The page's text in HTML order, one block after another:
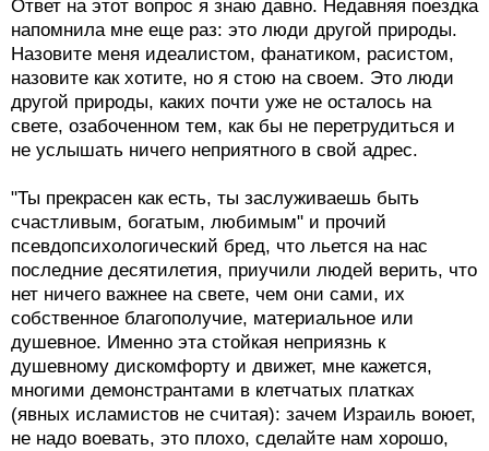
Ответ на этот вопрос я знаю давно. Недавняя поездка
напомнила мне еще раз: это люди другой природы.
Назовите меня идеалистом, фанатиком, расистом,
назовите как хотите, но я стою на своем. Это люди
другой природы, каких почти уже не осталось на
свете, озабоченном тем, как бы не перетрудиться и
не услышать ничего неприятного в свой адрес.
"Ты прекрасен как есть, ты заслуживаешь быть
счастливым, богатым, любимым" и прочий
псевдопсихологический бред, что льется на нас
последние десятилетия, приучили людей верить, что
нет ничего важнее на свете, чем они сами, их
собственное благополучие, материальное или
душевное. Именно эта стойкая неприязнь к
душевному дискомфорту и движет, мне кажется,
многими демонстрантами в клетчатых платках
(явных исламистов не считая): зачем Израиль воюет,
не надо воевать, это плохо, сделайте нам хорошо,